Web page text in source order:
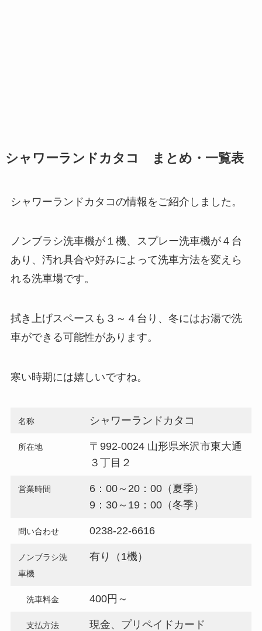
シャワーランドカタコ まとめ・一覧表
シャワーランドカタコの情報をご紹介しました。
ノンブラシ洗車機が１機、スプレー洗車機が４台
あり、汚れ具合や好みによって洗車方法を変えら
れる洗車場です。
拭き上げスペースも３～４台り、冬にはお湯で洗
車ができる可能性があります。
寒い時期には嬉しいですね。
名称 シャワーランドカタコ
所在地
〒992-0024 山形県米沢市東大通
３丁目２
営業時間
6：00～20：00（夏季）
9：30～19：00（冬季）
問い合わせ 0238-22-6616
ノンブラシ洗
車機
有り（1機）
洗車料金 400円～
支払方法 現金、プリペイドカード